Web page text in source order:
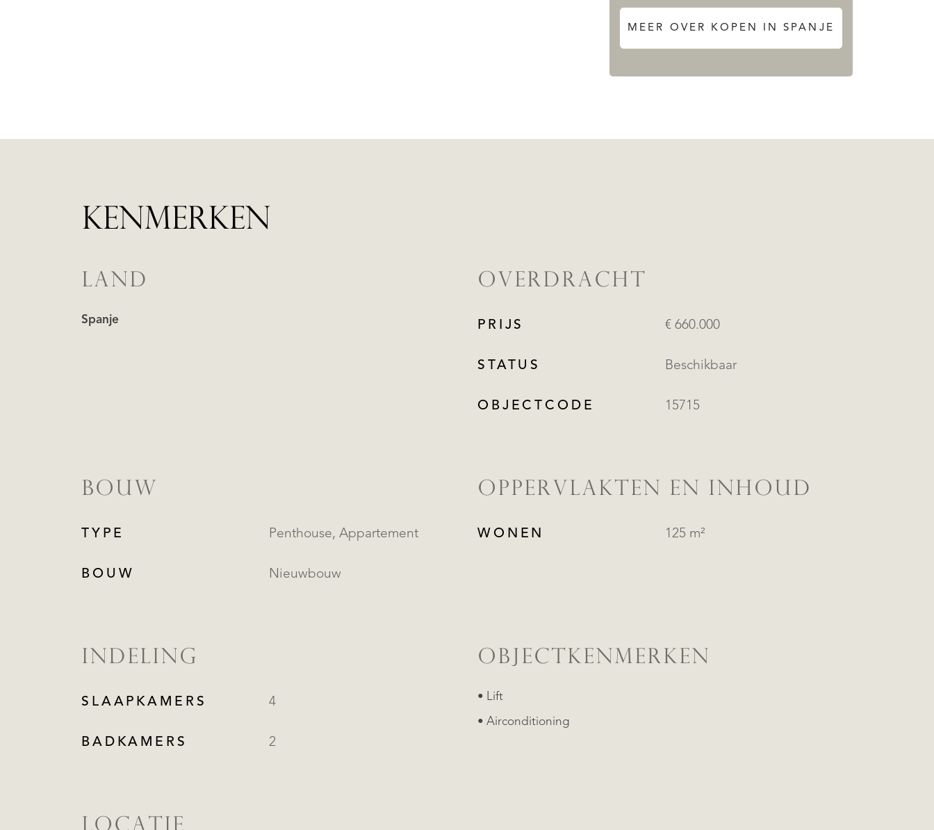
MEER OVER KOPEN IN SPANJE
KENMERKEN
LAND
Spanje
OVERDRACHT
PRIJS € 660.000
STATUS Beschikbaar
OBJECTCODE 15715
BOUW
TYPE Penthouse, Appartement
BOUW Nieuwbouw
OPPERVLAKTEN EN INHOUD
WONEN 125 m²
INDELING
SLAAPKAMERS 4
BADKAMERS 2
OBJECTKENMERKEN
• Lift
• Airconditioning